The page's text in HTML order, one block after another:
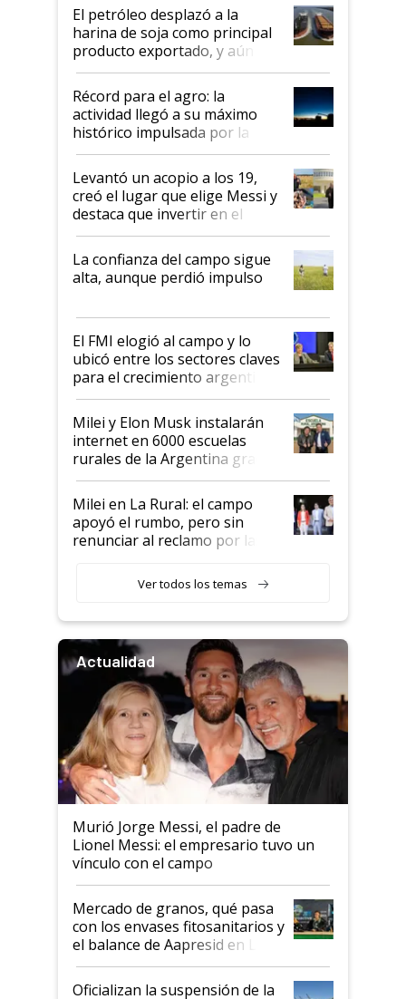
El petróleo desplazó a la
harina de soja como principal
producto exportado, y aún así
el agro aportó casi seis de cada
diez dólares y sostuvo el
liderazgo en un semestre
récord
Récord para el agro: la
actividad llegó a su máximo
histórico impulsada por la
cosecha y las exportaciones
Levantó un acopio a los 19,
creó el lugar que elige Messi y
destaca que invertir en el
kirchnerismo era como "darle
plata a un hijo para droga":
Juan Félix Rossetti, el libertario
que de una dura crisis salió
de Milei
La confianza del campo sigue
alta, aunque perdió impulso
El FMI elogió al campo y lo
ubicó entre los sectores claves
para el crecimiento argentino
Milei y Elon Musk instalarán
internet en 6000 escuelas
rurales de la Argentina gracias
a un acuerdo con Starlink
Milei en La Rural: el campo
apoyó el rumbo, pero sin
renunciar al reclamo por las
Ver todos los temas
Actualidad
Murió Jorge Messi, el padre de
Lionel Messi: el empresario tuvo un
vínculo con el campo
Mercado de granos, qué pasa
con los envases fitosanitarios y
el balance de Aapresid en La
Posta
Oficializan la suspensión de la